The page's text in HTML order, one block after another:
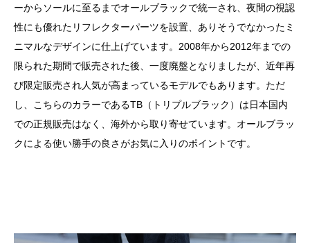
ーからソールに至るまでオールブラックで統一され、夜間の視認
性にも優れたリフレクターパーツを設置、ありそうでなかったミ
ニマルなデザインに仕上げています。 2008年から2012年までの
限られた期間で販売された後、一度廃盤となりましたが、近年再
び限定販売され人気が高まっているモデルでもあります。ただ
し、こちらのカラーであるTB（トリプルブラック）は日本国内
での正規販売はなく、海外から取り寄せています。オールブラッ
クによる使い勝手の良さがお気に入りのポイントです。